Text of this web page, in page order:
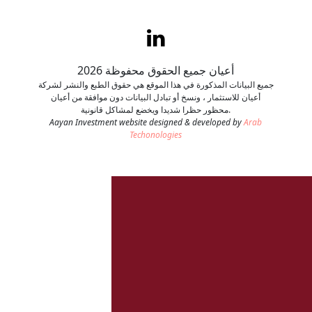
أعيان جميع الحقوق محفوظة 2026
جميع البيانات المذكورة في هذا الموقع هي حقوق الطبع والنشر لشركة
أعيان للاستثمار ، ونسخ أو تبادل البيانات دون موافقة من أعيان
محظور حظرا شديدا ويخضع لمشاكل قانونية.
Aayan Investment website designed & developed byArab
Techonologies